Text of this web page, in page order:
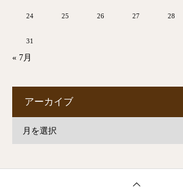
24 25 26 27 28
31
« 7月
アーカイブ